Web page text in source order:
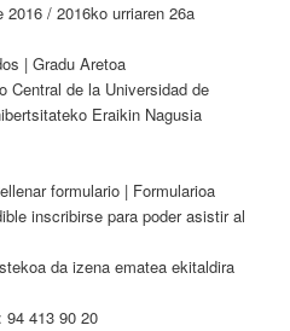
2016 / 2016ko urriaren 26a
| Gradu Aretoa
Central de la Universidad de
Eraikin Nagusia
formulario | Formularioa
inscribirse para poder asistir al
da izena ematea ekitaldira
: 94 413 90 20